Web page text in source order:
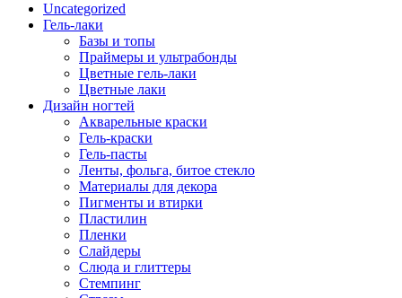
Uncategorized
Гель-лаки
Базы и топы
Праймеры и ультрабонды
Цветные гель-лаки
Цветные лаки
Дизайн ногтей
Акварельные краски
Гель-краски
Гель-пасты
Ленты, фольга, битое стекло
Материалы для декора
Пигменты и втирки
Пластилин
Пленки
Слайдеры
Слюда и глиттеры
Стемпинг